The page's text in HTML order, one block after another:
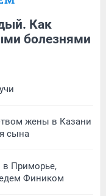
Как
болезнями
жены в Казани
сына
Приморье,
Фиником